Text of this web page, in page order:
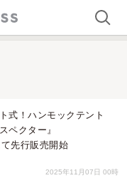
式！ハンモックテント
ペクター』
先行販売開始
2025年11月07日 00時